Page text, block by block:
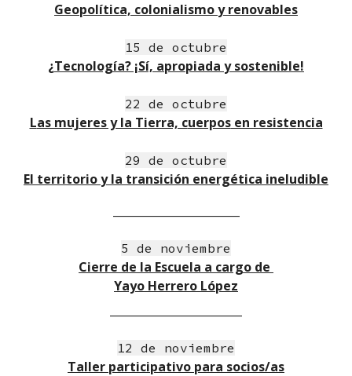
Geopolítica, colonialismoy renovables
15 de octubre
¿Tecnología? ¡Sí, apropiada y sostenible!
22 de octubre
Las mujeres y la Tierra, cuerpos en resistencia
29 de octubre
El territorio y la transición energética ineludible
5 de noviembre
Cierre de la Escuela a cargo de
Yayo Herrero López
12 de noviembre
Taller participativo para socios/as